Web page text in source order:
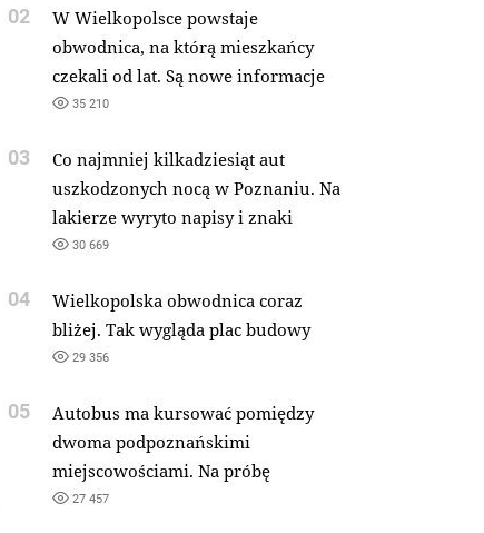
02
W Wielkopolsce powstaje
obwodnica, na którą mieszkańcy
czekali od lat. Są nowe informacje
35 210
03
Co najmniej kilkadziesiąt aut
uszkodzonych nocą w Poznaniu. Na
lakierze wyryto napisy i znaki
30 669
04
Wielkopolska obwodnica coraz
bliżej. Tak wygląda plac budowy
29 356
05
Autobus ma kursować pomiędzy
dwoma podpoznańskimi
miejscowościami. Na próbę
27 457